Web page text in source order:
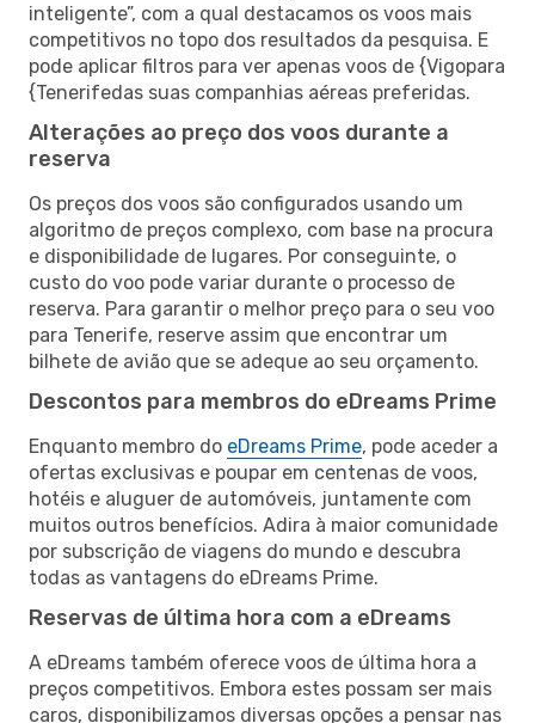
inteligente”, com a qual destacamos os voos mais
competitivos no topo dos resultados da pesquisa. E
pode aplicar filtros para ver apenas voos de {Vigopara
{Tenerifedas suas companhias aéreas preferidas.
Alterações ao preço dos voos durante a
reserva
Os preços dos voos são configurados usando um
algoritmo de preços complexo, com base na procura
e disponibilidade de lugares. Por conseguinte, o
custo do voo pode variar durante o processo de
reserva. Para garantir o melhor preço para o seu voo
para Tenerife, reserve assim que encontrar um
bilhete de avião que se adeque ao seu orçamento.
Descontos para membros do eDreams Prime
Enquanto membro do eDreams Prime, pode aceder a
ofertas exclusivas e poupar em centenas de voos,
hotéis e aluguer de automóveis, juntamente com
muitos outros benefícios. Adira à maior comunidade
por subscrição de viagens do mundo e descubra
todas as vantagens do eDreams Prime.
Reservas de última hora com a eDreams
A eDreams também oferece voos de última hora a
preços competitivos. Embora estes possam ser mais
caros, disponibilizamos diversas opções a pensar nas